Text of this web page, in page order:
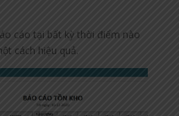
cáo tại bất kỳ thời điểm nào
cách hiệu quả.